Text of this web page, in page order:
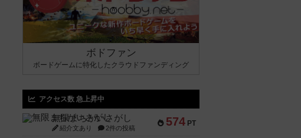
ボドファン
ボードゲームに特化したクラウドファンディング
アクセス数 急上昇中
574 PT
無限まちがいさがし
紹介文あり 2件の投稿